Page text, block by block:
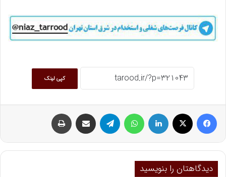
کپی لینک
ایکس
دیدگاهتان را بنویسید